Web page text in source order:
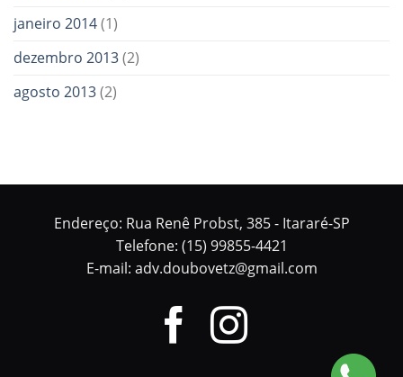
janeiro 2014(1)
dezembro 2013(2)
agosto 2013(2)
Endereço: Rua Renê Probst, 385 - Itararé-SP
Telefone: (15) 99855-4421
E-mail: adv.doubovetz@gmail.com